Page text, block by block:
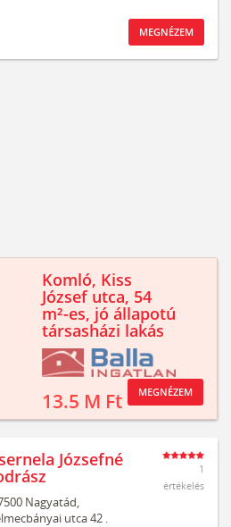
MEGNÉZEM
Komló, Kiss
József utca, 54
m²-es, jó állapotú
társasházi lakás
13.5 M Ft MEGNÉZEM
Józsefné
Nagyatád,
utca 42 .
1
értékelés